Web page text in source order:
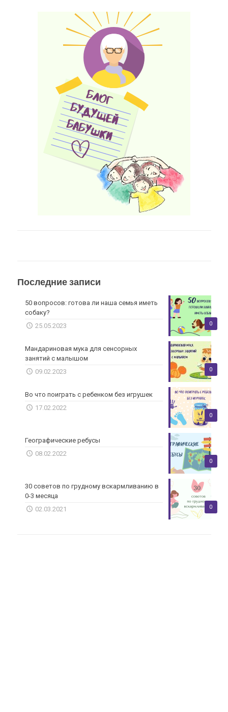
Последние записи
0
50 вопросов: готова ли наша семья иметь
собаку?
25.05.2023
0
Мандариновая мука для сенсорных
занятий с малышом
09.02.2023
0
Во что поиграть с ребенком без игрушек
17.02.2022
0
Географические ребусы
08.02.2022
0
30 советов по грудному вскармливанию в
0-3 месяца
02.03.2021